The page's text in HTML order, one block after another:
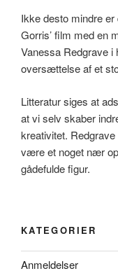
Ikke desto mindre
Gorris’ film med en
Vanessa Redgrave
oversættelse af et
Litteratur siges at
at vi selv skaber
kreativitet.
være et noget nær
gådefulde figur.
KATEGORIER
Anmeldelser